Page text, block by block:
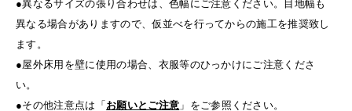
●異なるサイズの張り合わせは、色幅にご注意ください。目地幅も
異なる場合がありますので、仮並べを行ってからの施工を推奨致し
ます。
●屋外床用を壁に使用の場合、衣服等のひっかけにご注意くださ
い。
●その他注意点は「お願いとご注意 」をご参照ください。